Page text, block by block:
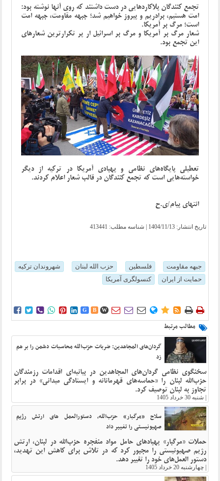
تجمع کنندگان پلاکاردهایی در دست داشتند که روی آنها نوشته بود:
امت هستیم، برادریم و پیروز خواهیم شد؛ جبهه مقاومت، جبهه امت
است؛ مرگ بر آمریکا.
شعار مرگ بر آمریکا و مرگ بر اسرائیل ار پر تکرارترین شعارهای
این تجمع بود.
تعطیلی پایگاه‌های نظامی و پهپادی آمریکا در ترکیه از دیگر
خواسته‌هایی است که تجمع کنندگان در قالب شعار اعلام کردند.
انتهای پیام/ی.ح
تاریخ انتشار: 1404/11/13 | شناسه مطلب: 413441
جبهه مقاومت فلسطین حزب الله لبنان
شهروندان ترکیه
حمایت از ایران
کنسولگری آمریکا
      G B W        
مطالب مرتبط
گردان‌های المجاهدین: ضربات حزب‌الله محاسبات دشمن را بر هم
زد
سخنگوی نظامی گردان‌های المجاهدین در بیانیه‌ای اقدامات رزمندگان
حزب‌الله لبنان را «حماسه‌های قهرمانانه و ایستادگی میدانی» در برابر
تجاوز به لبنان توصیف کرد.
شنبه 30 خرداد 1405
سلاح «مرگبار» حزب‌الله، دستورالعمل های ارتش رژیم
صهیونیستی را تغییر داد
حملات «مرگبار» پهپادهای حامل مواد منفجره حزب‌الله در لبنان، ارتش
رژیم صهیونیستی را مجبور کرد که در تلاش برای کاهش این تهدید،
دستور العمل‌های خود را تغییر دهد.
چهارشنبه 20 خرداد 1405